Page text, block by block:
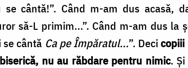
se cântă!”. Când m­-am dus acasă,
să-L primim...”. Când m­-am dus la
cântă Ca pe Împăratul...”. Decicopiii
nu au răbdare pentru nimic.